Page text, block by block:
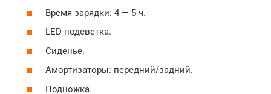
Время зарядки: 4 — 5 ч.
LED-подсветка.
Сиденье.
Амортизаторы: передний/задний.
Подножка.